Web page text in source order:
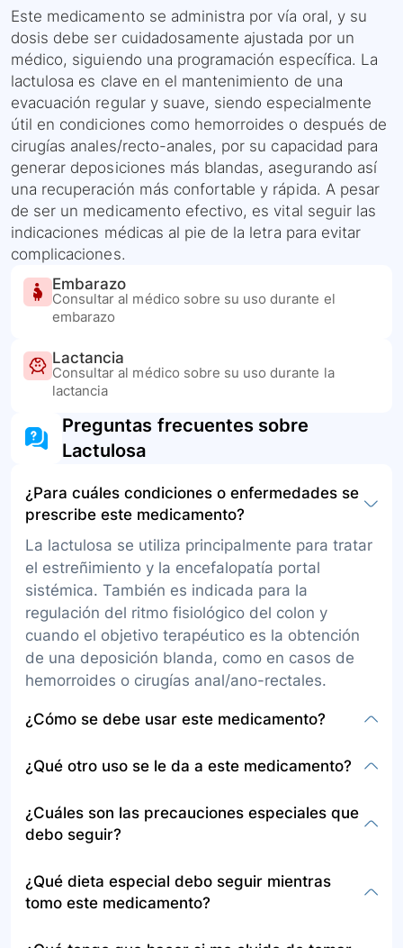
Este medicamento se administra por vía oral, y su
dosis debe ser cuidadosamente ajustada por un
médico, siguiendo una programación específica. La
lactulosa es clave en el mantenimiento de una
evacuación regular y suave, siendo especialmente
útil en condiciones como hemorroides o después de
cirugías anales/recto-anales, por su capacidad para
generar deposiciones más blandas, asegurando así
una recuperación más confortable y rápida. A pesar
de ser un medicamento efectivo, es vital seguir las
indicaciones médicas al pie de la letra para evitar
complicaciones.
Embarazo
Consultar al médico sobre su uso durante el
embarazo
Lactancia
Consultar al médico sobre su uso durante la
lactancia
Preguntas frecuentes sobre
Lactulosa
¿Para cuáles condiciones o enfermedades se
prescribe este medicamento?
La lactulosa se utiliza principalmente para tratar
el estreñimiento y la encefalopatía portal
sistémica. También es indicada para la
regulación del ritmo fisiológico del colon y
cuando el objetivo terapéutico es la obtención
de una deposición blanda, como en casos de
hemorroides o cirugías anal/ano-rectales.
¿Cómo se debe usar este medicamento?
administración oral. Se debe comenzar el
ajustando la dosis de acuerdo a la respuesta
del paciente. Se recomienda medir la dosis con
marcada para medicamentos, tomar el
medicamento a la misma hora todos los días y
¿Qué otro uso se le da a este medicamento?
estreñimiento y la encefalopatía portal
sistémica, la lactulosa puede usarse para
evacuación de heces en situaciones particulares
como después de cirugías anale/ano-rectales o
¿Cuáles son las precauciones especiales que
debo seguir?
informe al médico si es alérgico a este
medicamento o a cualquier otro, si padece de
¿Qué dieta especial debo seguir mientras
tomo este medicamento?